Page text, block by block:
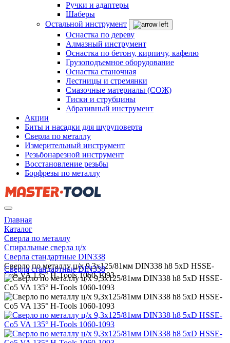
Ручки и адаптеры
Шаберы
Остальной инструмент
Оснастка по дереву
Алмазный инструмент
Оснастка по бетону, кирпичу, кафелю
Грузоподъемное оборудование
Оснастка станочная
Лестницы и стремянки
Смазочные материалы (СОЖ)
Тиски и струбцины
Абразивный инструмент
Акции
Биты и насадки для шуруповерта
Сверла по металлу
Измерительный инструмент
Резьбонарезной инструмент
Восстановление резьбы
Борфрезы по металлу
Главная
Каталог
Сверла по металлу
Спиральные сверла ц/х
Сверла стандартные DIN338
Сверло по металлу ц/х 9,3x125/81мм DIN338 h8 5xD HSSE-
Co5 VA 135° H-Tools 1060-1093
Сверла стандартные DIN338